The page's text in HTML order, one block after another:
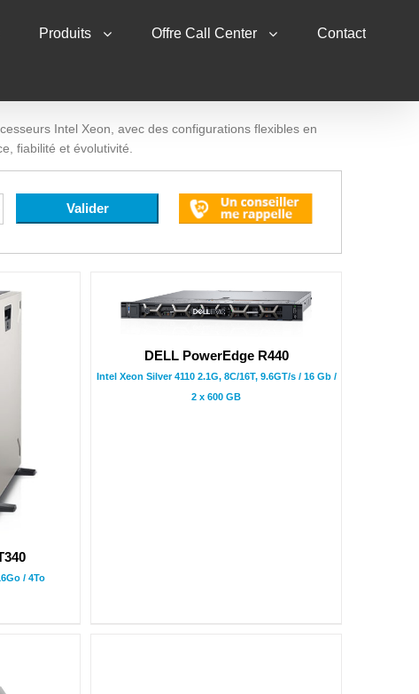
Produits Offre Call Center Contact
Intel Xeon, avec des configurations flexibles en
fiabilité et évolutivité.
/ 4To
DELL PowerEdge R440
Intel Xeon Silver 4110 2.1G, 8C/16T, 9.6GT/s / 16 Gb /
2 x 600 GB